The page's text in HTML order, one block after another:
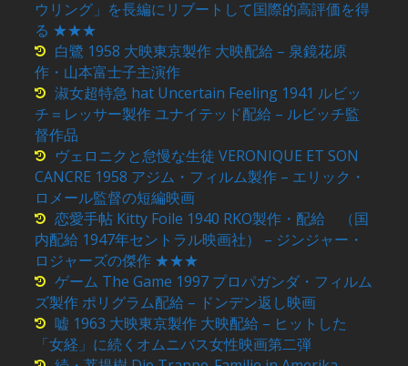
ウリング」を長編にリブートして国際的高評価を得
る ★★★
白鷺 1958 大映東京製作 大映配給 – 泉鏡花原
作・山本富士子主演作
淑女超特急 hat Uncertain Feeling 1941 ルビッ
チ＝レッサー製作 ユナイテッド配給 – ルビッチ監
督作品
ヴェロニクと怠慢な生徒 VERONIQUE ET SON
CANCRE 1958 アジム・フィルム製作 – エリック・
ロメール監督の短編映画
恋愛手帖 Kitty Foile 1940 RKO製作・配給 （国
内配給 1947年セントラル映画社） – ジンジャー・
ロジャーズの傑作 ★★★
ゲーム The Game 1997 プロパガンダ・フィルム
ズ製作 ポリグラム配給 – ドンデン返し映画
嘘 1963 大映東京製作 大映配給 – ヒットした
「女経」に続くオムニバス女性映画第二弾